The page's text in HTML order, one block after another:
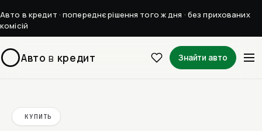
Авто в кредит · попереднє рішення того ж дня · без прихованих
комісій
Авто в кредит Знайти авто
КУПИТЬ